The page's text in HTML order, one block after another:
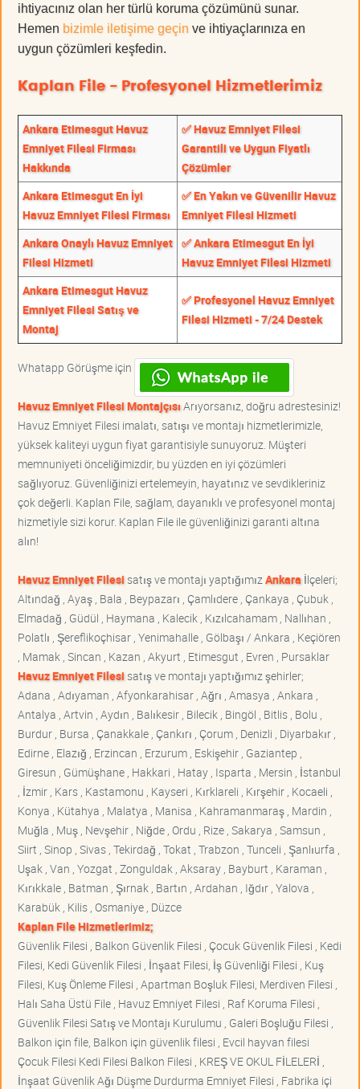
ihtiyacınız olan her türlü koruma çözümünü sunar.
Hemen bizimle iletişime geçin ve ihtiyaçlarınıza en
uygun çözümleri keşfedin.
Kaplan File - Profesyonel Hizmetlerimiz
Ankara Etimesgut Havuz
Emniyet Filesi Firması
Hakkında
✅ Havuz Emniyet Filesi
Garantili ve Uygun Fiyatlı
Çözümler
Ankara Etimesgut En İyi
Havuz Emniyet Filesi Firması
✅ En Yakın ve Güvenilir Havuz
Emniyet Filesi Hizmeti
Ankara Onaylı Havuz Emniyet
Filesi Hizmeti
✅ Ankara Etimesgut En İyi
Havuz Emniyet Filesi Hizmeti
Ankara Etimesgut Havuz
Emniyet Filesi Satış ve
Montaj
✅ Profesyonel Havuz Emniyet
Filesi Hizmeti - 7/24 Destek
Whatapp Görüşme için
Havuz Emniyet Filesi MontajçısıArıyorsanız, doğru adrestesiniz!
Havuz Emniyet Filesi imalatı, satışı ve montajı hizmetlerimizle,
yüksek kaliteyi uygun fiyat garantisiyle sunuyoruz. Müşteri
memnuniyeti önceliğimizdir, bu yüzden en iyi çözümleri
sağlıyoruz. Güvenliğinizi ertelemeyin, hayatınız ve sevdikleriniz
çok değerli. Kaplan File, sağlam, dayanıklı ve profesyonel montaj
hizmetiyle sizi korur. Kaplan File ile güvenliğinizi garanti altına
alın!
Havuz Emniyet Filesisatış ve montajı yaptığımız Ankara İlçeleri;
Altındağ , Ayaş , Bala , Beypazarı , Çamlıdere , Çankaya , Çubuk ,
Elmadağ , Güdül , Haymana , Kalecik , Kızılcahamam , Nallıhan ,
Polatlı , Şereflikoçhisar , Yenimahalle , Gölbaşı / Ankara , Keçiören
, Mamak , Sincan , Kazan , Akyurt , Etimesgut , Evren , Pursaklar
Havuz Emniyet Filesisatış ve montajı yaptığımız şehirler;
Adana , Adıyaman , Afyonkarahisar , Ağrı , Amasya , Ankara ,
Antalya , Artvin , Aydın , Balıkesir , Bilecik , Bingöl , Bitlis , Bolu ,
Burdur , Bursa , Çanakkale , Çankırı , Çorum , Denizli , Diyarbakır ,
Edirne , Elazığ , Erzincan , Erzurum , Eskişehir , Gaziantep ,
Giresun , Gümüşhane , Hakkari , Hatay , Isparta , Mersin , İstanbul
, İzmir , Kars , Kastamonu , Kayseri , Kırklareli , Kırşehir , Kocaeli ,
Konya , Kütahya , Malatya , Manisa , Kahramanmaraş , Mardin ,
Muğla , Muş , Nevşehir , Niğde , Ordu , Rize , Sakarya , Samsun ,
Siirt , Sinop , Sivas , Tekirdağ , Tokat , Trabzon , Tunceli , Şanlıurfa ,
Uşak , Van , Yozgat , Zonguldak , Aksaray , Bayburt , Karaman ,
Kırıkkale , Batman , Şırnak , Bartın , Ardahan , Iğdır , Yalova ,
Karabük , Kilis , Osmaniye , Düzce
Kaplan File Hizmetlerimiz;
Güvenlik Filesi , Balkon Güvenlik Filesi , Çocuk Güvenlik Filesi , Kedi
Filesi, Kedi Güvenlik Filesi , İnşaat Filesi, İş Güvenliği Filesi , Kuş
Filesi, Kuş Önleme Filesi , Apartman Boşluk Filesi, Merdiven Filesi ,
Halı Saha Üstü File , Havuz Emniyet Filesi , Raf Koruma Filesi ,
Güvenlik Filesi Satış ve Montajı Kurulumu , Galeri Boşluğu Filesi ,
Balkon için file, Balkon için güvenlik filesi , Evcil hayvan filesi
Çocuk Filesi Kedi Filesi Balkon Filesi , KREŞ VE OKUL FİLELERİ ,
İnşaat Güvenlik Ağı Düşme Durdurma Emniyet Filesi , Fabrika içi